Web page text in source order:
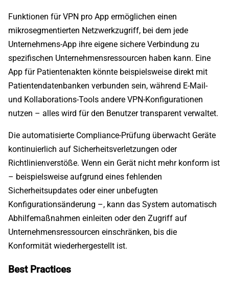
Funktionen für VPN pro App ermöglichen einen
mikrosegmentierten Netzwerkzugriff, bei dem jede
Unternehmens-App ihre eigene sichere Verbindung zu
spezifischen Unternehmensressourcen haben kann. Eine
App für Patientenakten könnte beispielsweise direkt mit
Patientendatenbanken verbunden sein, während E-Mail-
und Kollaborations-Tools andere VPN-Konfigurationen
nutzen – alles wird für den Benutzer transparent verwaltet.
Die automatisierte Compliance-Prüfung überwacht Geräte
kontinuierlich auf Sicherheitsverletzungen oder
Richtlinienverstöße. Wenn ein Gerät nicht mehr konform ist
– beispielsweise aufgrund eines fehlenden
Sicherheitsupdates oder einer unbefugten
Konfigurationsänderung –, kann das System automatisch
Abhilfemaßnahmen einleiten oder den Zugriff auf
Unternehmensressourcen einschränken, bis die
Konformität wiederhergestellt ist.
Best Practices